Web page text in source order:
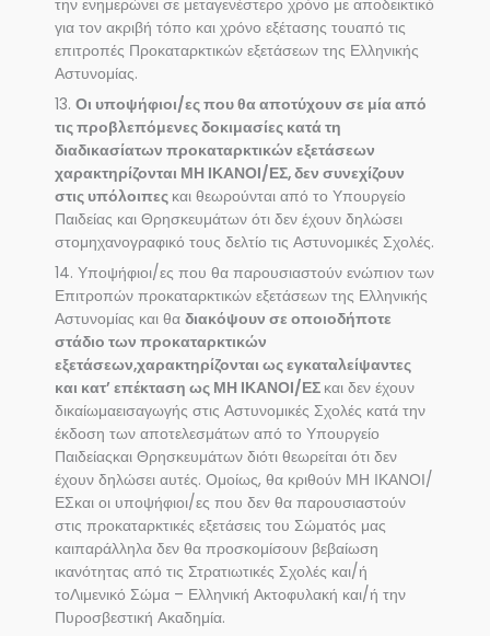
την ενημερώνει σε μεταγενέστερο χρόνο με αποδεικτικό
για τον ακριβή τόπο και χρόνο εξέτασης τουαπό τις
επιτροπές Προκαταρκτικών εξετάσεων της Ελληνικής
Αστυνομίας.
13. Οι υποψήφιοι/ες που θα αποτύχουν σε μία από
τις προβλεπόμενες δοκιμασίες κατά τη
διαδικασίατων προκαταρκτικών εξετάσεων
χαρακτηρίζονται ΜΗ ΙΚΑΝΟΙ/ΕΣ, δεν συνεχίζουν
στις υπόλοιπες και θεωρούνται από το Υπουργείο
Παιδείας και Θρησκευμάτων ότι δεν έχουν δηλώσει
στομηχανογραφικό τους δελτίο τις Αστυνομικές Σχολές.
14. Υποψήφιοι/ες που θα παρουσιαστούν ενώπιον των
Επιτροπών προκαταρκτικών εξετάσεων της Ελληνικής
Αστυνομίας και θα διακόψουν σε οποιοδήποτε
στάδιο των προκαταρκτικών
εξετάσεων,χαρακτηρίζονται ως εγκαταλείψαντες
και κατ’ επέκταση ως ΜΗ ΙΚΑΝΟΙ/ΕΣ και δεν έχουν
δικαίωμαεισαγωγής στις Αστυνομικές Σχολές κατά την
έκδοση των αποτελεσμάτων από το Υπουργείο
Παιδείαςκαι Θρησκευμάτων διότι θεωρείται ότι δεν
έχουν δηλώσει αυτές. Ομοίως, θα κριθούν ΜΗ ΙΚΑΝΟΙ/
ΕΣκαι οι υποψήφιοι/ες που δεν θα παρουσιαστούν
στις προκαταρκτικές εξετάσεις του Σώματός μας
καιπαράλληλα δεν θα προσκομίσουν βεβαίωση
ικανότητας από τις Στρατιωτικές Σχολές και/ή
τοΛιμενικό Σώμα – Ελληνική Ακτοφυλακή και/ή την
Πυροσβεστική Ακαδημία.